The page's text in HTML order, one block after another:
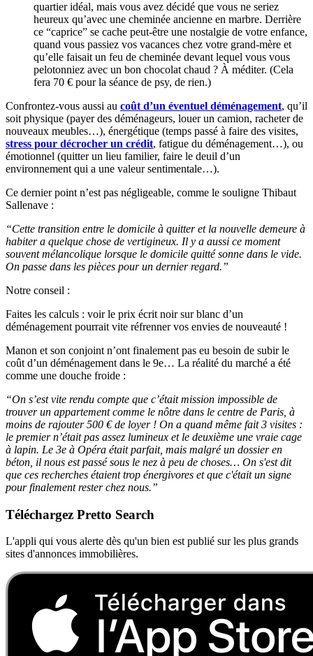
quartier idéal, mais vous avez décidé que vous ne seriez
heureux qu’avec une cheminée ancienne en marbre. Derrière
ce “caprice” se cache peut-être une nostalgie de votre enfance,
quand vous passiez vos vacances chez votre grand-mère et
qu’elle faisait un feu de cheminée devant lequel vous vous
pelotonniez avec un bon chocolat chaud ? À méditer. (Cela
fera 70 € pour la séance de psy, de rien.)
Confrontez-vous aussi au coût d’un éventuel déménagement, qu’il
soit physique (payer des déménageurs, louer un camion, racheter de
nouveaux meubles…), énergétique (temps passé à faire des visites,
stress pour décrocher un crédit, fatigue du déménagement…), ou
émotionnel (quitter un lieu familier, faire le deuil d’un
environnement qui a une valeur sentimentale…).
Ce dernier point n’est pas négligeable, comme le souligne Thibaut
Sallenave :
“Cette transition entre le domicile à quitter et la nouvelle demeure à
habiter a quelque chose de vertigineux. Il y a aussi ce moment
souvent mélancolique lorsque le domicile quitté sonne dans le vide.
On passe dans les pièces pour un dernier regard.”
Notre conseil :
Faites les calculs : voir le prix écrit noir sur blanc d’un
déménagement pourrait vite réfrenner vos envies de nouveauté !
Manon et son conjoint n’ont finalement pas eu besoin de subir le
coût d’un déménagement dans le 9e… La réalité du marché a été
comme une douche froide :
“On s’est vite rendu compte que c’était mission impossible de
trouver un appartement comme le nôtre dans le centre de Paris, à
moins de rajouter 500 € de loyer ! On a quand même fait 3 visites :
le premier n’était pas assez lumineux et le deuxième une vraie cage
à lapin. Le 3e à Opéra était parfait, mais malgré un dossier en
béton, il nous est passé sous le nez à peu de choses… On s'est dit
que ces recherches étaient trop énergivores et que c'était un signe
pour finalement rester chez nous.”
Téléchargez Pretto Search
L'appli qui vous alerte dès qu'un bien est publié sur les plus grands
sites d'annonces immobilières.